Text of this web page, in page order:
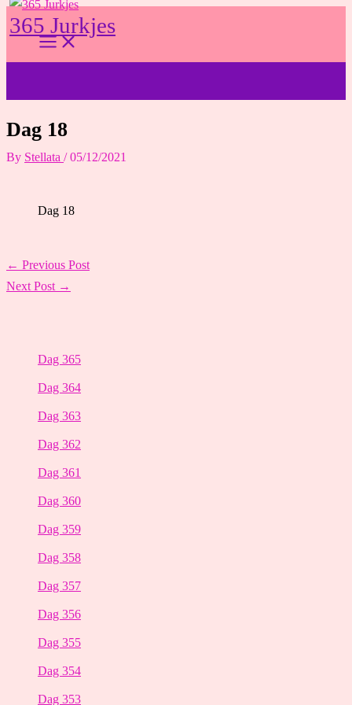
Skip
to
365 Jurkjes
Dag 18
By Stellata /05/12/2021
Dag 18
← Previous Post
Next Post →
Dag 365
Dag 364
Dag 363
Dag 362
Dag 361
Dag 360
Dag 359
Dag 358
Dag 357
Dag 356
Dag 355
Dag 354
Dag 353